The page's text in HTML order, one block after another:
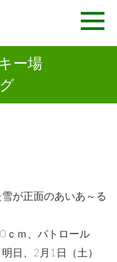
ー場
が正面のあいあ～る
ｃｍ、パトロール
日、2月1日（土）